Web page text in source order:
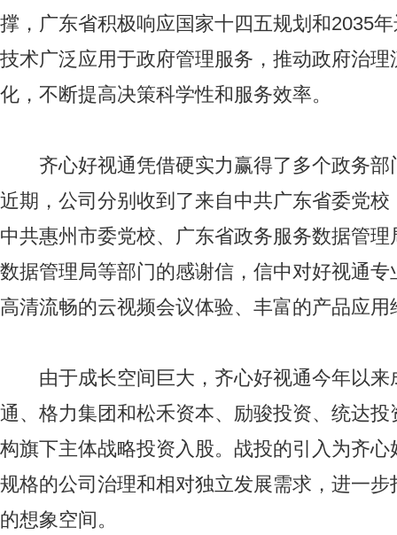
撑，广东省积极响应国家十四五规划和2035
技术广泛应用于政府管理服务，推动政府治
化，不断提高决策科学性和服务效率。
齐心好视通凭借硬实力赢得了多个政务部
近期，公司分别收到了来自中共广东省委党
中共惠州市委党校、广东省政务服务数据管
数据管理局等部门的感谢信，信中对好视通
高清流畅的云视频会议体验、丰富的产品应
由于成长空间巨大，齐心好视通今年以来
通、格力集团和松禾资本、励骏投资、统达
构旗下主体战略投资入股。战投的引入为齐
规格的公司治理和相对独立发展需求，进一
的想象空间。